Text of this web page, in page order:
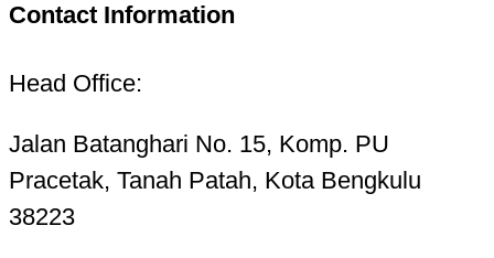
Contact Information
Head Office:
Jalan Batanghari No. 15, Komp. PU
Pracetak, Tanah Patah, Kota Bengkulu
38223